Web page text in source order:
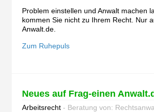
Problem einstellen und Anwalt machen
kommen Sie nicht zu Ihrem Recht. Nur
Anwalt.de.
Zum Ruhepuls
Neues auf Frag-einen
Arbeitsrecht - Beratung von: